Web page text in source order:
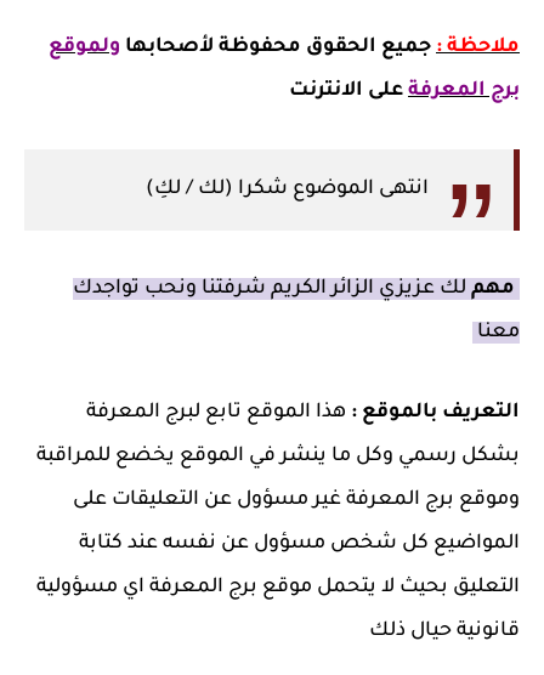
ملاحظة : جميع الحقوق محفوظة لأصحابها ولموقع
برج المعرفة على الانترنت
انتهى الموضوع شكرا (لك / لكِ)
مهم لك عزيزي الزائر الكريم شرفتنا ونحب تواجدك
معنا
التعريف بالموقع : هذا الموقع تابع لبرج المعرفة
بشكل رسمي وكل ما ينشر في الموقع يخضع للمراقبة
وموقع برج المعرفة غير مسؤول عن التعليقات على
المواضيع كل شخص مسؤول عن نفسه عند كتابة
التعليق بحيث لا يتحمل موقع برج المعرفة اي مسؤولية
قانونية حيال ذلك